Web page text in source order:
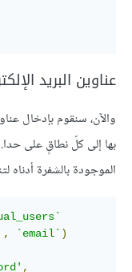
عناوين البريد
والآن، سنقوم بإدخال
بها إلى كلّ نطاقٍ على
الموجودة بالشفرة أدناه
, `email` )
,